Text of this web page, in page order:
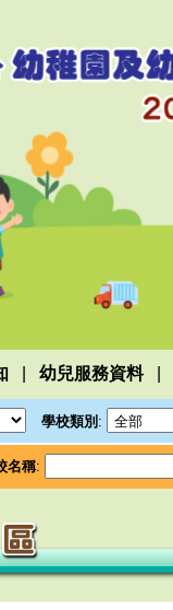
幼兒服務資料
學校類別 :
名稱: